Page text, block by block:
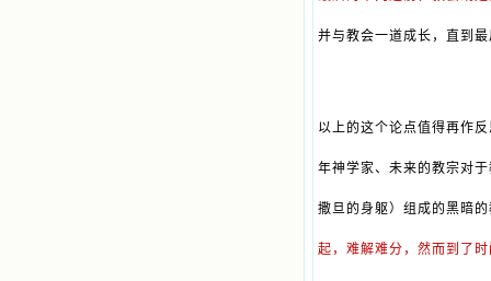
并与教会一道成长，直到
以上的这个论点值得再作
年神学家、未来的教宗对
撒旦的身躯）组成的黑暗
起，难解难分，然而到了